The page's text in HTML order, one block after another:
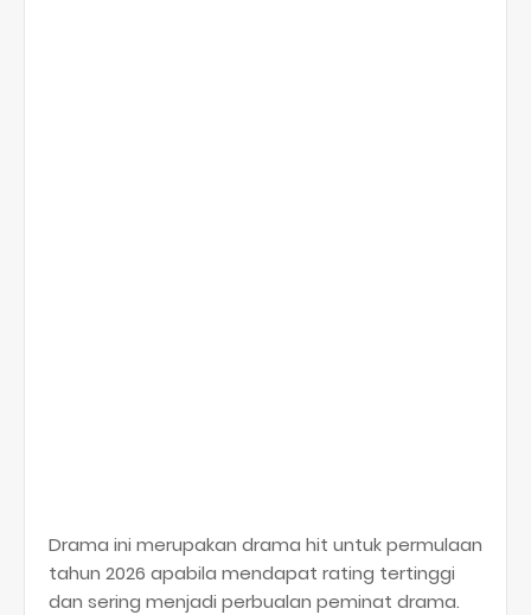
Drama ini merupakan drama hit untuk permulaan
tahun 2026 apabila mendapat rating tertinggi
dan sering menjadi perbualan peminat drama.